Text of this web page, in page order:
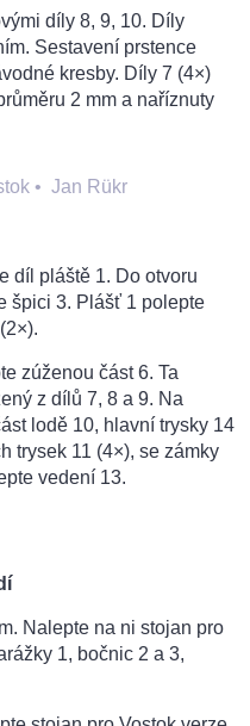
díly 8, 9, 10. Díly
Sestavení prstence
kresby. Díly 7 (4×)
2 mm a naříznuty
• Jan Rükr
díl pláště 1. Do otvoru
špici 3. Plášť 1 polepte
zúženou část 6. Ta
z dílů 7, 8 a 9. Na
lodě 10, hlavní trysky 14
trysek 11 (4×), se zámky
vedení 13.
Nalepte na ni stojan pro
1, bočnic 2 a 3,